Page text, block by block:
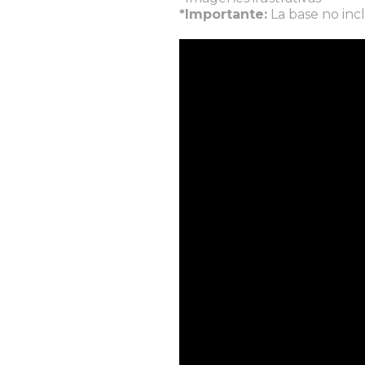
*Importante:La base no